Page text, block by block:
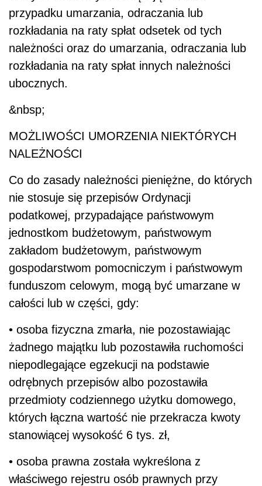
przypadku umarzania, odraczania lub
rozkładania na raty spłat odsetek od tych
należności oraz do umarzania, odraczania lub
rozkładania na raty spłat innych należności
ubocznych.
&nbsp;
MOŻLIWOŚCI UMORZENIA NIEKTÓRYCH
NALEŻNOŚCI
Co do zasady należności pieniężne, do których
nie stosuje się przepisów Ordynacji
podatkowej, przypadające państwowym
jednostkom budżetowym, państwowym
zakładom budżetowym, państwowym
gospodarstwom pomocniczym i państwowym
funduszom celowym, mogą być umarzane w
całości lub w części, gdy:
• osoba fizyczna zmarła, nie pozostawiając
żadnego majątku lub pozostawiła ruchomości
niepodlegające egzekucji na podstawie
odrębnych przepisów albo pozostawiła
przedmioty codziennego użytku domowego,
których łączna wartość nie przekracza kwoty
stanowiącej wysokość 6 tys. zł,
• osoba prawna została wykreślona z
właściwego rejestru osób prawnych przy